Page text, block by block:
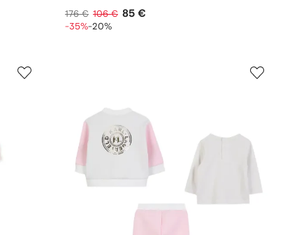
176 € 106 € 85 €
-35%-20%